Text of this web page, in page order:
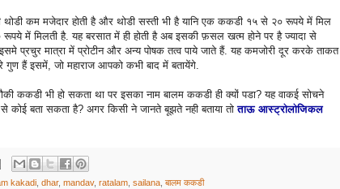
कम मजेदार होती है और थोडी सस्ती भी है यानि एक ककडी १५ से २० रूपये में मिल
रूपये में मिलती है. यह बरसात में ही होती है अब इसकी फ़सल खत्म होने पर है ज्यादा से
प्रचुर मात्रा में प्रोटीन और अन्य पोषक तत्व पाये जाते हैं. यह कमजोरी दूर करके ताकत
गुण हैं इसमें, जो महाराज आपको कभी बाद में बतायेंगे.
ककडी भी हो सकता था पर इसका नाम बालम ककडी ही क्यों पडा? यह वाकई सोचने
कोई बता सकता है? अगर किसी ने जानते बूझते नही बताया तोताऊ आस्ट्रोलोजिकल
kakadi, dhar, mandav, ratalam, sailana, बालम ककडी